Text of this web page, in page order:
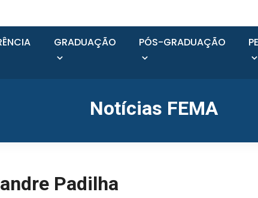
GRADUAÇÃO PÓS-GRADUAÇÃO
Notícias FEMA
Padilha